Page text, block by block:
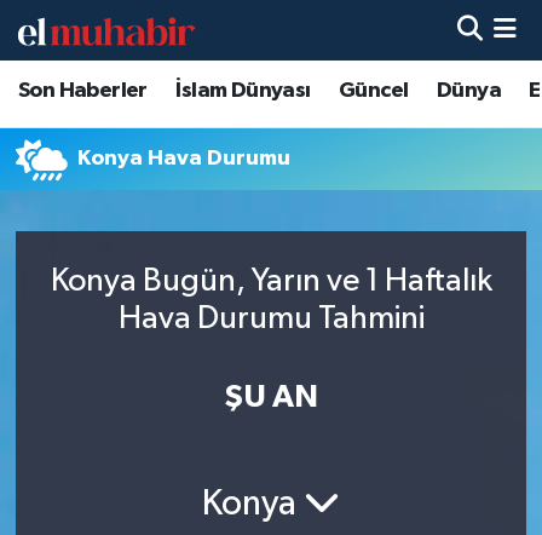
Son Haberler İslam Dünyası Güncel Dünya
Konya Hava Durumu
Konya Bugün, Yarın ve 1 Haftalık
Hava Durumu Tahmini
ŞU AN
Konya
Hava Durumu
Trafik Durumu
Tüm Manşetler